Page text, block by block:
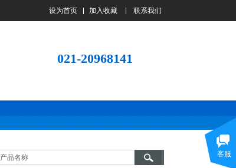
设为首页 加入收藏 联系我们
021-20968141
客服